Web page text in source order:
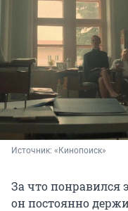
Источник: «Кинопоиск»
За что понравился
он постоянно